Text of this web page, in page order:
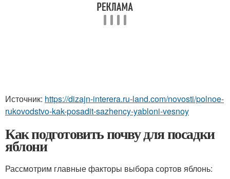
Источник: https://dizajn-interera.ru-land.com/novosti/polnoe-
rukovodstvo-kak-posadit-sazhency-yabloni-vesnoy
Как подготовить почву для посадки
яблони
Рассмотрим главные факторы выбора сортов яблонь: